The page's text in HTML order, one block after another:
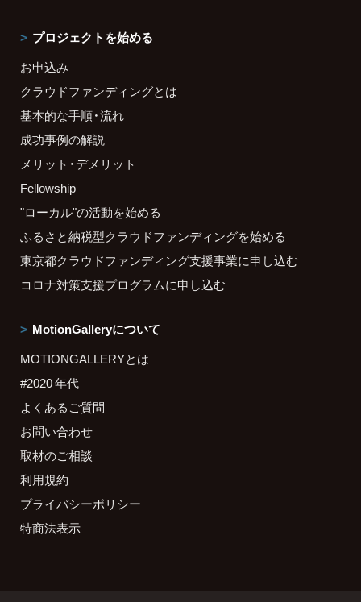
プロジェクトを始める
お申込み
クラウドファンディングとは
基本的な手順・流れ
成功事例の解説
メリット・デメリット
Fellowship
"ローカル"の活動を始める
ふるさと納税型クラウドファンディングを始める
東京都クラウドファンディング支援事業に申し込む
コロナ対策支援プログラムに申し込む
MotionGalleryについて
MOTIONGALLERYとは
#2020 年代
よくあるご質問
お問い合わせ
取材のご相談
利用規約
プライバシーポリシー
特商法表示